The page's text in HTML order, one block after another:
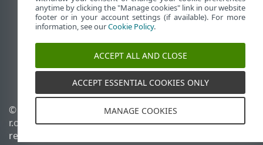
Ver sitio del escritorio
End of Life
Base de conocimiento de ESET
Foro de ESET
ESET Status Portal
Soporte regional
© 1992 - 2026 ESET, spol. s
r.o. - Todos los derechos
reservados.
Administrar perfiles
Política de cookies
anytime by clicking the "Manage cookies" link in our website
footer or in your account settings (if available). For more
information, see ourCookie Policy.
ACCEPT ALL AND CLOSE
ACCEPT ESSENTIAL COOKIES ONLY
MANAGE COOKIES